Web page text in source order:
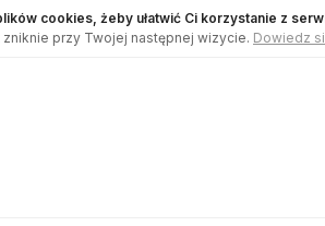
cookies, żeby ułatwić Ci korzystanie z
zniknie przy Twojej następnej wizycie. Dowiedz